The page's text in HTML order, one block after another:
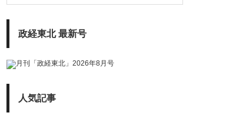
政経東北 最新号
人気記事